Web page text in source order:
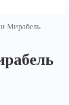
Мирабель